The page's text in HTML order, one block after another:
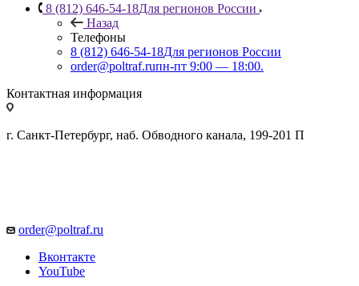
8 (812) 646-54-18Для регионов России
Назад
Телефоны
8 (812) 646-54-18Для регионов России
order@poltraf.ruпн-пт 9:00 — 18:00.
Контактная информация
г. Санкт-Петербург, наб. Обводного канала, 199-201 П
order@poltraf.ru
Вконтакте
YouTube